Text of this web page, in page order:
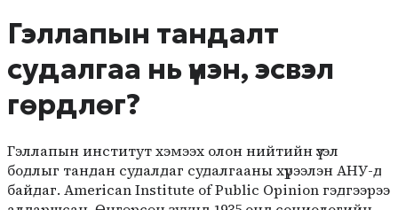
Гэллапын тандалт
судалгаа нь үнэн, эсвэл
гөрдлөг?
Гэллапын институт хэмээх олон нийтийн үзэл
бодлыг тандан судалдаг судалгааны хүрээлэн АНУ-д
байдаг. American Institute of Public Opinion гэдгээрээ